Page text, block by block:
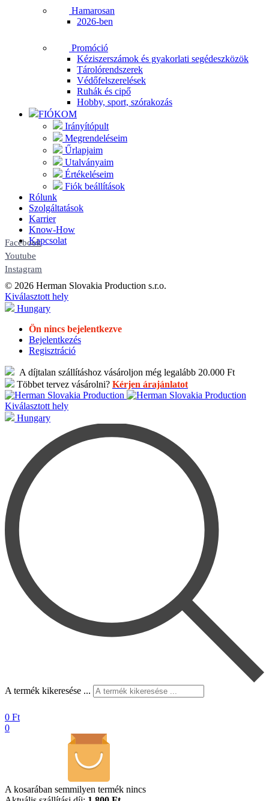
Hamarosan
2026-ben
Promóció
Kéziszerszámok és gyakorlati segédeszközök
Tárolórendszerek
Védőfelszerelések
Ruhák és cipő
Hobby, sport, szórakozás
FIÓKOM
Irányítópult
Megrendeléseim
Űrlapjaim
Utalványaim
Értékeléseim
Fiók beállítások
Rólunk
Szolgáltatások
Karrier
Know-How
Kapcsolat
Facebook
Youtube
Instagram
© 2026 Herman Slovakia Production s.r.o.
Kiválasztott hely
Hungary
Ön nincs bejelentkezve
Bejelentkezés
Regisztráció
A díjtalan szállításhoz vásároljon még legalább 20.000 Ft
Többet tervez vásárolni? Kérjen árajánlatot
Kiválasztott hely
Hungary
A termék kikeresése ...
0 Ft
0
A kosarában semmilyen termék nincs